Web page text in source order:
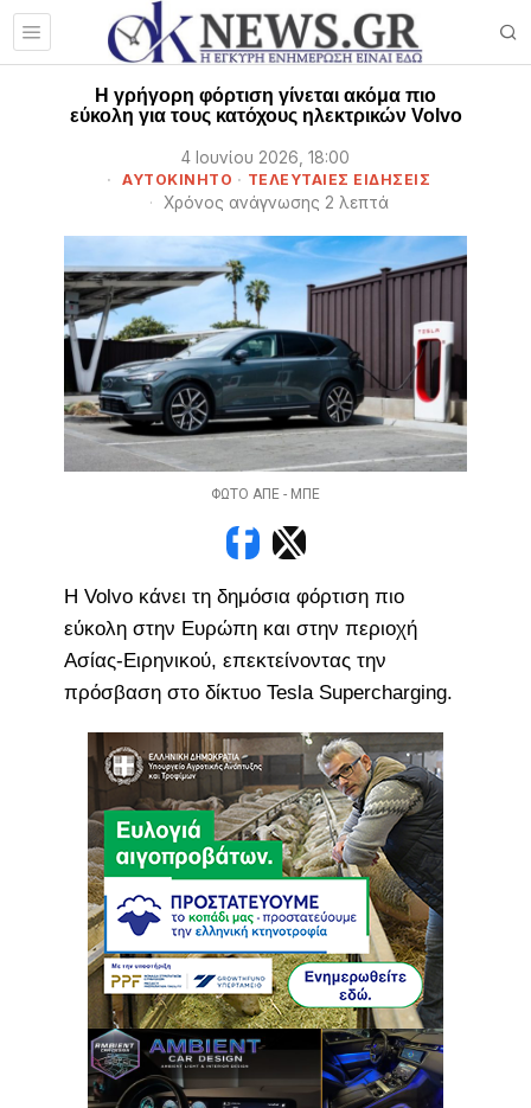
Η γρήγορη φόρτιση γίνεται ακόμα πιο
εύκολη για τους κατόχους ηλεκτρικών Volvo
4 Ιουνίου 2026, 18:00
ΑΥΤΟΚΙΝΗΤΟ · ΤΕΛΕΥΤΑΙΕΣ ΕΙΔΗΣΕΙΣ
Χρόνος ανάγνωσης 2 λεπτά
ΦΩΤΟ ΑΠΕ - ΜΠΕ
Η Volvo κάνει τη δημόσια φόρτιση πιο
εύκολη στην Ευρώπη και στην περιοχή
Ασίας-Ειρηνικού, επεκτείνοντας την
πρόσβαση στο δίκτυο Tesla Supercharging.